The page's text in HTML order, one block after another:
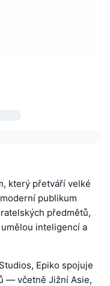
který přetváří velké
publikum
předmětů,
inteligencí a
Epiko spojuje
— včetně Jižní Asie,